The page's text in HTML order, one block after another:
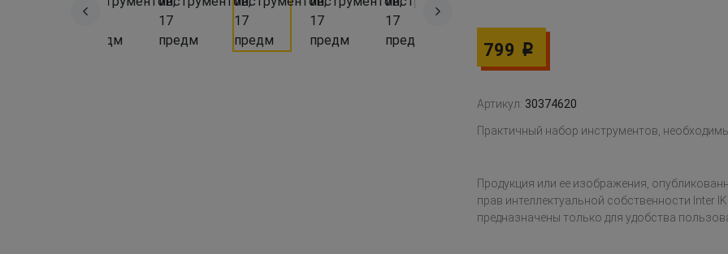
799 Р
Артикул: 30374620
Практичный набор инструментов,
Продукция или ее изображения,
прав интеллектуальной собственности Inter
предназначены только для удобства